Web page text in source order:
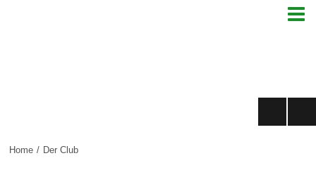

Home / Der Club